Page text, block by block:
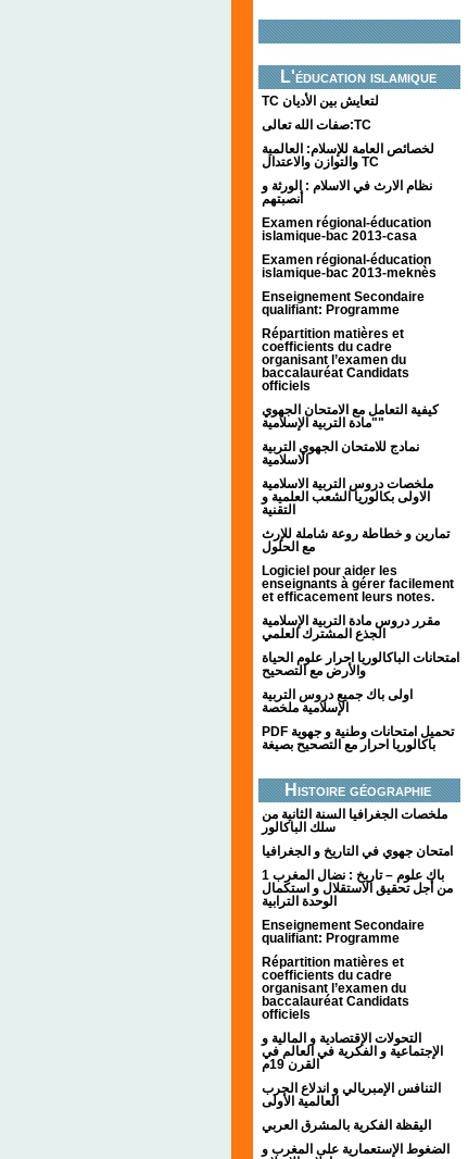
L'éducation islamique
TC لتعايش بين الأديان
صفات الله تعالى:TC
لخصائص العامة للإسلام: العالمية
والتوازن والاعتدال TC
نظام الارث في الاسلام : الورثة و
أنصبتهم
Examen régional-éducation
islamique-bac 2013-casa
Examen régional-éducation
islamique-bac 2013-meknès
Enseignement Secondaire
qualifiant: Programme
Répartition matières et
coefficients du cadre
organisant l’examen du
baccalauréat Candidats
officiels
كيفية التعامل مع الامتحان الجهوي
"مادة التربية الإسلامية"
نمادج للامتحان الجهوي التربية
الاسلامية
ملخصات دروس التربية الاسلامية
الاولى بكالوريا الشعب العلمية و
التقنية
تمارين و خطاطة روعة شاملة للإرث
مع الحلول
Logiciel pour aider les
enseignants à gérer facilement
et efficacement leurs notes.
مقرر دروس مادة التربية الإسلامية
الجذع المشترك العلمي
امتحانات الباكالوريا احرار علوم الحياة
والأرض مع التصحيح
اولى باك جميع دروس التربية
الإسلامية ملخصة
PDF تحميل امتحانات وطنية و جهوية
باكالوريا احرار مع التصحيح بصيغة
Histoire géographie
ملخصات الجغرافيا السنة الثانية من
سلك الباكالور
امتحان جهوي في التاريخ و الجغرافيا
1 باك علوم – تاريخ : نضال المغرب
من أجل تحقيق الاستقلال و استكمال
الوحدة الترابية
Enseignement Secondaire
qualifiant: Programme
Répartition matières et
coefficients du cadre
organisant l’examen du
baccalauréat Candidats
officiels
التحولات الإقتصادية و المالية و
الإجتماعية و الفكرية في العالم في
القرن 19م
التنافس الإمبريالي و اندلاع الحرب
العالمية الأولى
اليقظة الفكرية بالمشرق العربي
الضغوط الإستعمارية على المغرب و